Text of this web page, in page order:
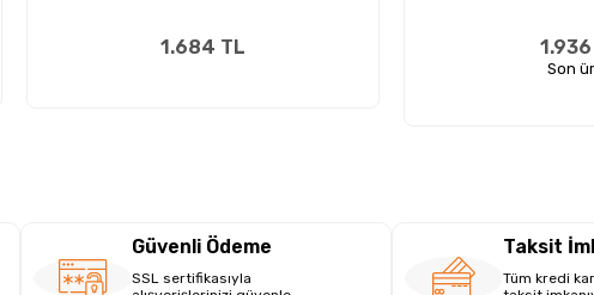
1.684 TL
Son
Güvenli Ödeme
SSL sertifikasıyla
Taksit
Tüm kredi